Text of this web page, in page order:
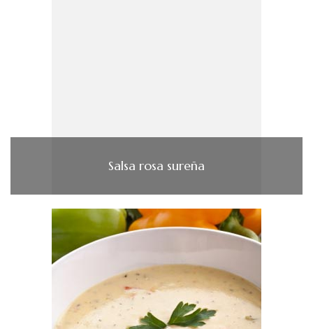
Salsa rosa sureña